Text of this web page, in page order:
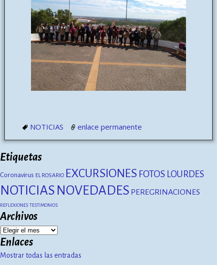
NOTICIAS enlace permanente
Etiquetas
Coronavirus EL ROSARIO EXCURSIONES FOTOS LOURDES
NOTICIAS NOVEDADES PEREGRINACIONES
REFLEXIONES TESTIMONIOS
Archivos
Enlaces
Mostrar todas las entradas